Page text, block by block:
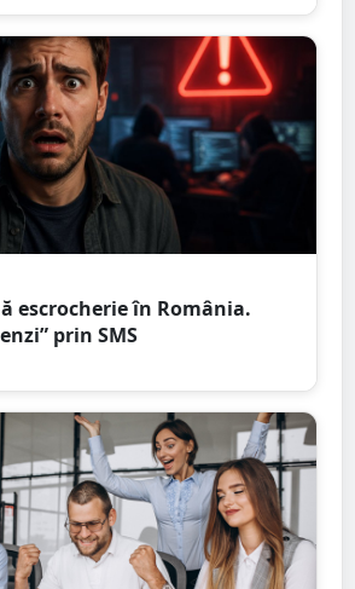
escrocherie în România.
prin SMS